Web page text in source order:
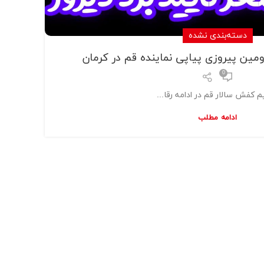
دسته‌بندی نشده
پیروزی پیاپی نماینده قم در کرمان
0
کفش سالار قم در ادامه رقا...
ادامه مطلب